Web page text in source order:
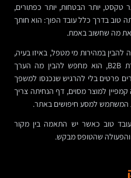
טקסט, יותר הבטחות, יותר כפתורים,
טוב בדרך כלל עובד הפוך: הוא חותך
מה שחשוב באמת.
במהירות מי מטפל, באיזו בעיה,
ואיך קובעים פגישה. אם מדובר בחברת B2B, הוא מחפש להבין מה הערך
פרטים בלי להרגיש שנכנסו למשפך
קמפיין למוצר מסוים, דף הנחיתה צריך
המשתמש למסע חיפושים באתר.
טוב כאשר יש התאמה בין מקור
שהטופס מבקש.